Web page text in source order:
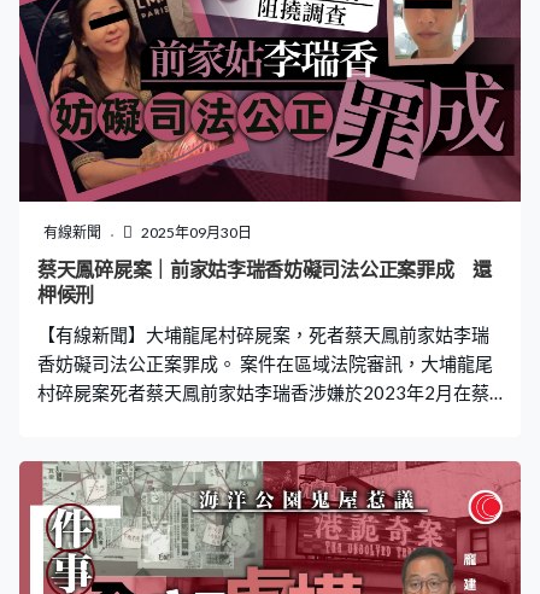
有線新聞 2025年09月30日
蔡天鳳碎屍案｜前家姑李瑞香妨礙司法公正案罪成 還
柙候刑
【有線新聞】大埔龍尾村碎屍案，死者蔡天鳳前家姑李瑞
香妨礙司法公正案罪成。 案件在區域法院審訊，大埔龍尾
村碎屍案死者蔡天鳳前家姑李瑞香涉嫌於2023年2月在蔡
李瑞香被控妨礙司法公正，她否認控罪，經審訊後裁定罪
成，還柙到下月28日判刑。